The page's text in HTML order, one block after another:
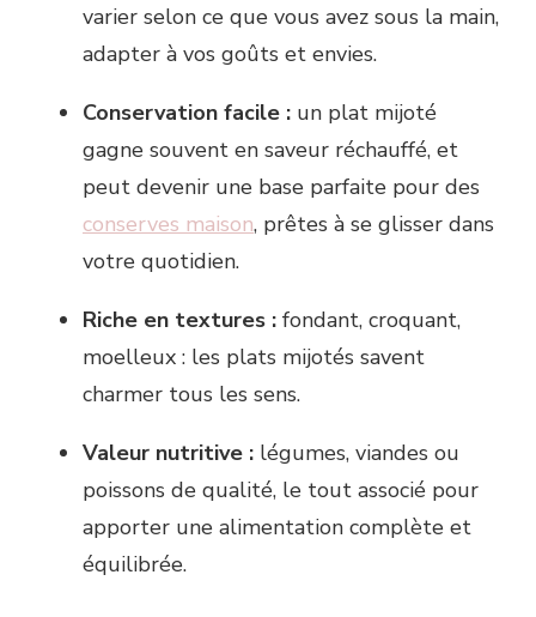
varier selon ce que vous avez sous la main,
adapter à vos goûts et envies.
Conservation facile : un plat mijoté
gagne souvent en saveur réchauffé, et
peut devenir une base parfaite pour des
conserves maison, prêtes à se glisser dans
votre quotidien.
Riche en textures : fondant, croquant,
moelleux : les plats mijotés savent
charmer tous les sens.
Valeur nutritive : légumes, viandes ou
poissons de qualité, le tout associé pour
apporter une alimentation complète et
équilibrée.